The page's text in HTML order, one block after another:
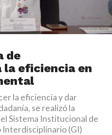
de
eficiencia en
la eficiencia y dar
se realizó la
Sistema Institucional de
Interdisciplinario (GI)